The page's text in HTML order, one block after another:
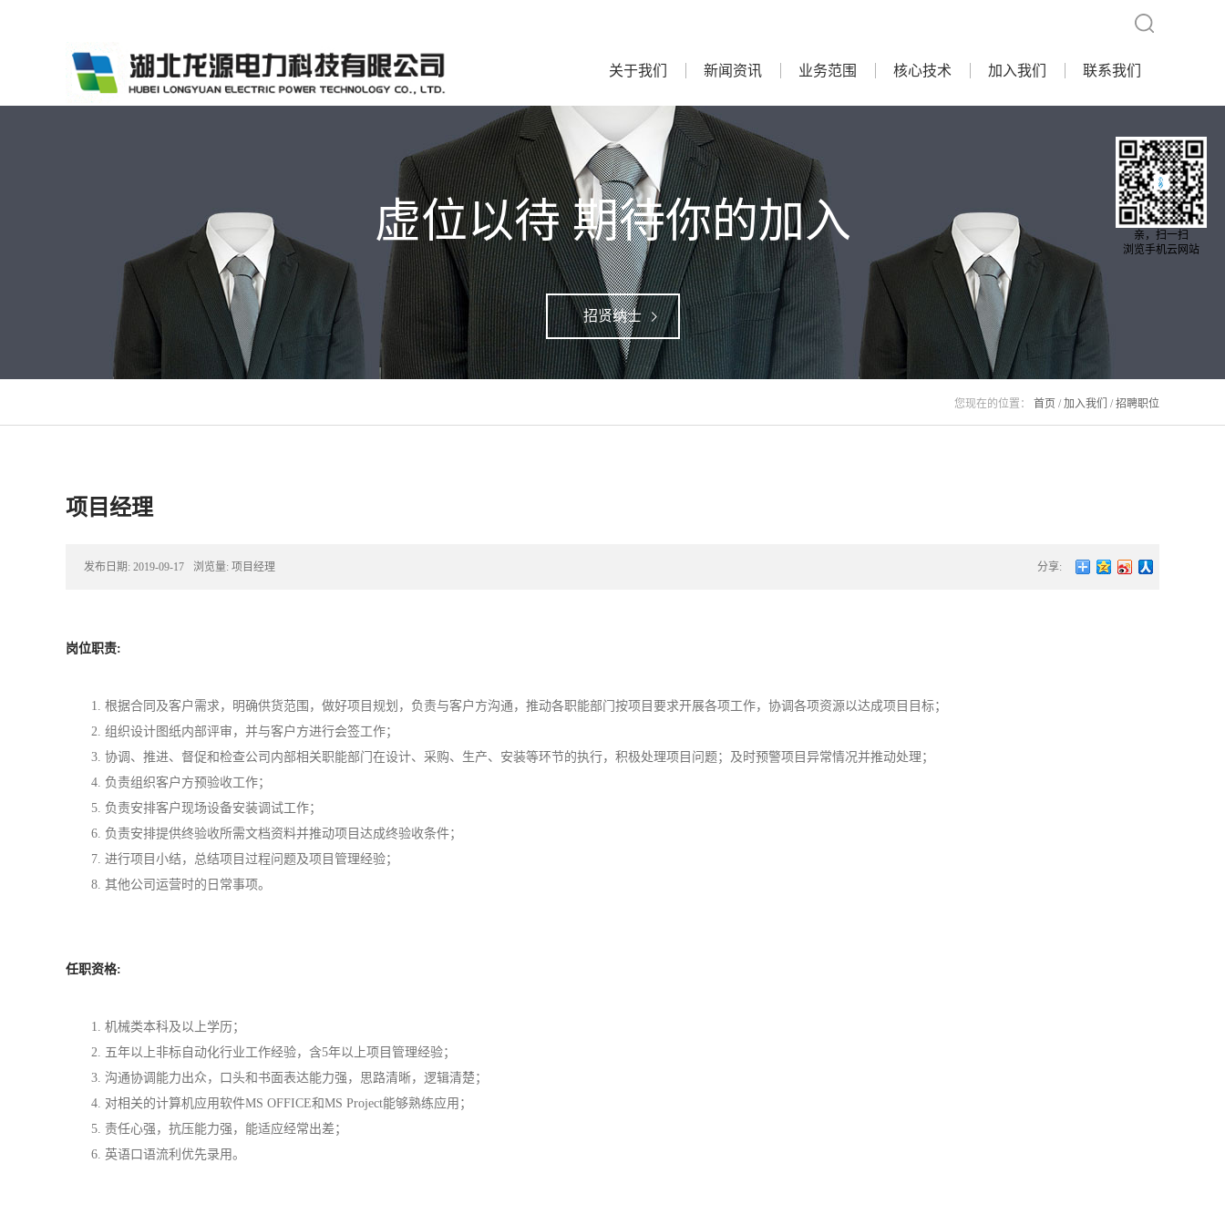
关于我们 新闻资讯 业务范围 核心技术 加入我们 联系我们
虚位以待 期待你的加入
招贤纳士
您现在的位置： 首页 /加入我们 / 招聘职位
项目经理
发布日期: 2019-09-17 浏览量: 项目经理 分享:
岗位职责:
1. 根据合同及客户需求，明确供货范围，做好项目规划，负责与客户方沟通，推动各职能部门按项目要求开展各项工作，协调各项资源以达成项目目标；
2. 组织设计图纸内部评审，并与客户方进行会签工作；
3. 协调、推进、督促和检查公司内部相关职能部门在设计、采购、生产、安装等环节的执行，积极处理项目问题；及时预警项目异常情况并推动处理；
4. 负责组织客户方预验收工作；
5. 负责安排客户现场设备安装调试工作；
6. 负责安排提供终验收所需文档资料并推动项目达成终验收条件；
7. 进行项目小结，总结项目过程问题及项目管理经验；
8. 其他公司运营时的日常事项。
任职资格:
1. 机械类本科及以上学历；
2. 五年以上非标自动化行业工作经验，含5年以上项目管理经验；
3. 沟通协调能力出众，口头和书面表达能力强，思路清晰，逻辑清楚；
4. 对相关的计算机应用软件MS OFFICE和MS Project能够熟练应用；
5. 责任心强，抗压能力强，能适应经常出差；
6. 英语口语流利优先录用。
亲，扫一扫
浏览手机云网站